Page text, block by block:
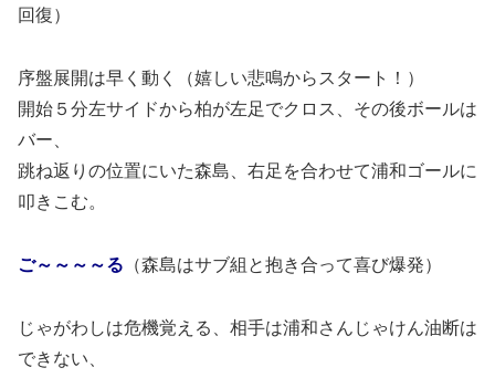
回復）
序盤展開は早く動く（嬉しい悲鳴からスタート！）
開始５分左サイドから柏が左足でクロス、その後ボールは
バー、
跳ね返りの位置にいた森島、右足を合わせて浦和ゴールに
叩きこむ。
ご～～～～る （森島はサブ組と抱き合って喜び爆発）
じゃがわしは危機覚える、相手は浦和さんじゃけん油断は
できない、